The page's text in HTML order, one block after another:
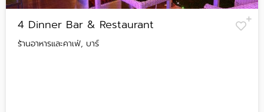
4 Dinner Bar & Restaurant
ร้านอาหารและคาเฟ่, บาร์